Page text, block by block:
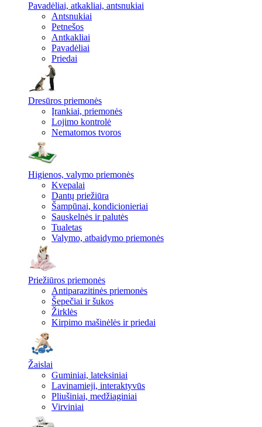
Pavadėliai, atkakliai, antsnukiai
Antsnukiai
Petnešos
Antkakliai
Pavadėliai
Priedai
Dresūros priemonės
Įrankiai, priemonės
Lojimo kontrolė
Nematomos tvoros
Higienos, valymo priemonės
Kvepalai
Dantų priežiūra
Šampūnai, kondicionieriai
Sauskelnės ir palutės
Tualetas
Valymo, atbaidymo priemonės
Priežiūros priemonės
Antiparazitinės priemonės
Šepečiai ir šukos
Žirklės
Kirpimo mašinėlės ir priedai
Žaislai
Guminiai, lateksiniai
Lavinamieji, interaktyvūs
Pliušiniai, medžiaginiai
Virviniai